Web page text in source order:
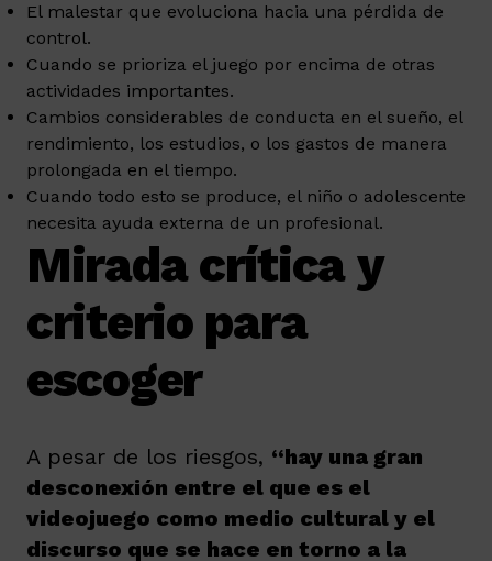
El malestar que evoluciona hacia una pérdida de
control.
Cuando se prioriza el juego por encima de otras
actividades importantes.
Cambios considerables de conducta en el sueño, el
rendimiento, los estudios, o los gastos de manera
prolongada en el tiempo.
Cuando todo esto se produce, el niño o adolescente
necesita ayuda externa de un profesional.
Mirada crítica y
criterio para
escoger
A pesar de los riesgos, “hay una gran
desconexión entre el que es el
videojuego como medio cultural y el
discurso que se hace en torno a la